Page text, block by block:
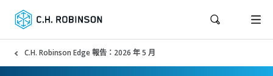
C.H. Robinson Edge 報告：2026 年 5 月